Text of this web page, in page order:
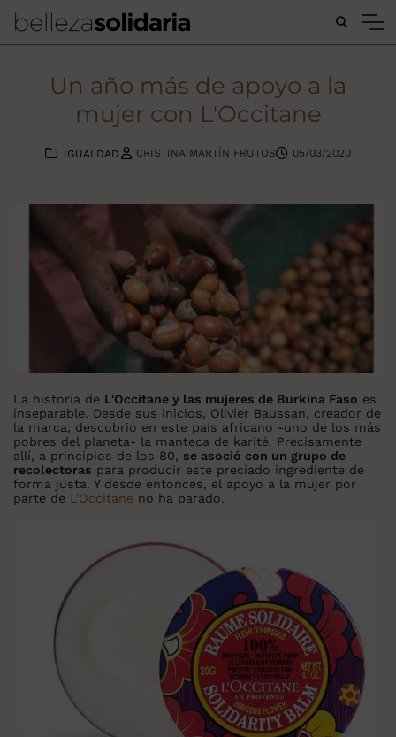
Buscar...
Un año más de apoyo a la
mujer con L'Occitane
IGUALDAD CRISTINA MARTÍN FRUTOS 05/03/2020
La historia de L'Occitane y las mujeres de Burkina Faso es
inseparable. Desde sus inicios, Olivier Baussan, creador de
la marca, descubrió en este país africano -uno de los más
pobres del planeta- la manteca de karité. Precisamente
allí, a principios de los 80, se asoció con un grupo de
recolectoras para producir este preciado ingrediente de
forma justa. Y desde entonces, el apoyo a la mujer por
parte de L'Occitane no ha parado.